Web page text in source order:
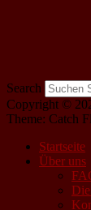
Search
Copyright ©
Theme: Catch
Startseite
Über uns